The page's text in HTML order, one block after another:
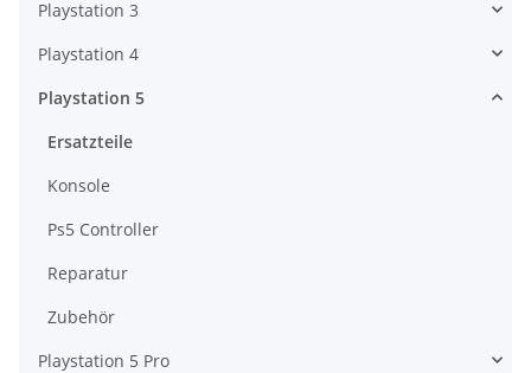
Playstation 3
Playstation 4
Playstation 5
Ersatzteile
Konsole
Ps5 Controller
Reparatur
Zubehör
Playstation 5 Pro